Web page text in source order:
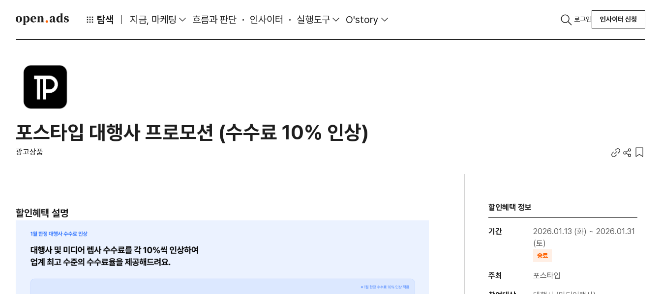
탐색 지금, 마케팅 흐름과 판단 인사이터 실행도구 O'story 로그인 인사이터 신청
포스타입 대행사 프로모션 (수수료 10% 인상)
광고상품
할인혜택 설명 할인혜택 정보
기간
2026.01.13 (화) ~ 2026.01.31
(토)
종료
주최 포스타입